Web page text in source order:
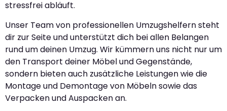
stressfrei abläuft.
Unser Team von professionellen Umzugshelfern steht
dir zur Seite und unterstützt dich bei allen Belangen
rund um deinen Umzug. Wir kümmern uns nicht nur um
den Transport deiner Möbel und Gegenstände,
sondern bieten auch zusätzliche Leistungen wie die
Montage und Demontage von Möbeln sowie das
Verpacken und Auspacken an.